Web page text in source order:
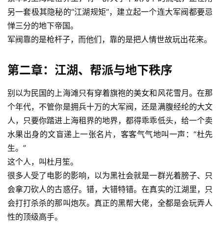
另一套极其隐秘的“江湖规矩”，建立起一个连大军阀都要忌
惮三分的地下帝国。
军阀靠的是枪杆子，而他们，靠的是把人情世故玩出花来。
第二章：江湖、帮派与地下秩序
别以为民国的上海滩只有穿着旗袍的美女和风花雪月。在那
个年代，不管你是拥兵十万的大军阀，还是满腹经纶的大文
人，只要你踏进上海租界的地界，都得乖乖低头，给一个卖
水果出身的文盲递上一张名片，客客气气地叫一声：“杜先
生。”
这个人，叫杜月笙。
很多人受了电影的影响，以为黑社会就是一群光着膀子、只
会拿刀砍人的古惑仔。错，大错特错。在真实的江湖里，只
会打打杀杀的那叫炮灰。真正的黑帮大佬，全都是会玩弄人
性的顶级高手。